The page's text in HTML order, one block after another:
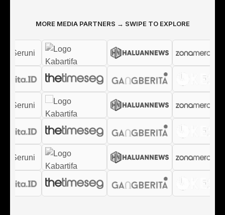
MORE MEDIA PARTNERS → SWIPE TO EXPLORE